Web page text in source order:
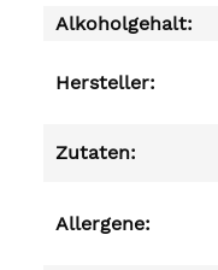
Alkoholgehalt:
Hersteller:
Zutaten:
Allergene: